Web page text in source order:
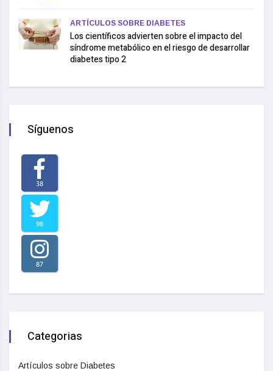
ARTÍCULOS SOBRE DIABETES
Los científicos advierten sobre el impacto del
síndrome metabólico en el riesgo de desarrollar
diabetes tipo 2
Síguenos
38
98
87
Categorias
Artículos sobre Diabetes